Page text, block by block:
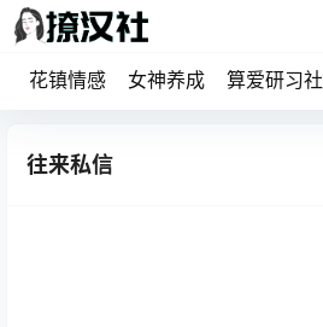
花镇情感 女神养成 算爱研习社
往来私信